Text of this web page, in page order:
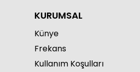
KURUMSAL
Künye
Frekans
Kullanım Koşulları